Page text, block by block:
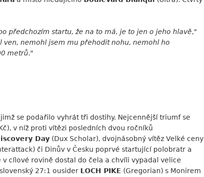
předchozím startu, že na to má, je to jen o jeho hlavě,"
nemohl jsem mu přehodit nohu, nemohl ho
metrů."
se podařilo vyhrát tři dostihy. Nejcennější triumf se
v níž proti vítězi posledních dvou ročníků
Day (Dux Scholar), dvojnásobný vítěz Velké ceny
či Dinův v Česku poprvé startující polobratr a
cílové rovině dostal do čela a chvíli vypadal velice
27:1 ousider LOCH PIKE (Gregorian) s Monirem